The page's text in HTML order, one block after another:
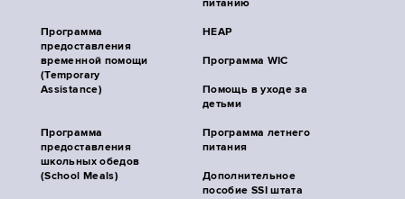
питанию
Программа
предоставления
временной помощи
(Temporary
Assistance)
HEAP
Программа WIC
Помощь в уходе за
детьми
Программа
предоставления
школьных обедов
(School Meals)
Программа летнего
питания
Дополнительное
пособие SSI штата